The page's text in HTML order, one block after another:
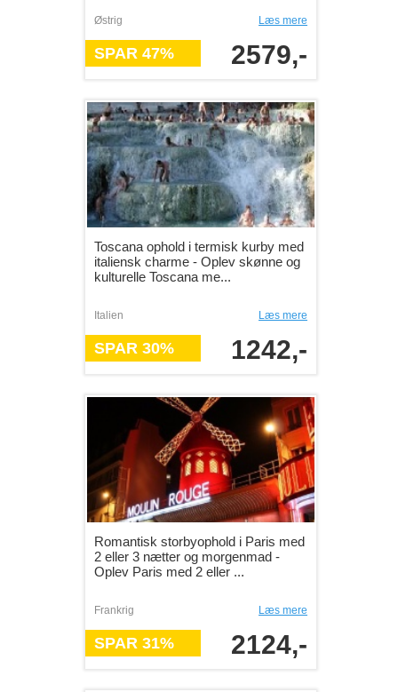
Østrig Læs mere
SPAR 47% 2579,-
Toscana ophold i termisk kurby med
italiensk charme - Oplev skønne og
kulturelle Toscana me...
Italien Læs mere
SPAR 30% 1242,-
Romantisk storbyophold i Paris med
2 eller 3 nætter og morgenmad -
Oplev Paris med 2 eller ...
Frankrig Læs mere
SPAR 31% 2124,-